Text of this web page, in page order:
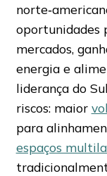
oportunidades
mercados,
energia e
liderança do
riscos: maior
para
espaços